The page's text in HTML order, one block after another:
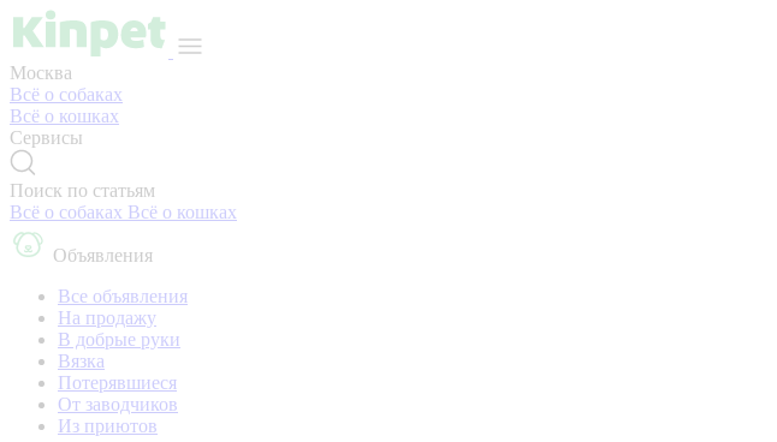
Москва
Всё о собаках
Всё о кошках
Сервисы
Поиск по статьям
Всё о собаках Всё о кошках
Объявления
Все объявления
На продажу
В добрые руки
Вязка
Потерявшиеся
От заводчиков
Из приютов